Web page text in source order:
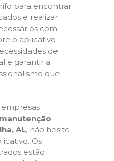
para encontrar
e realizar
com
o aplicativo
de
e garantir a
que
manutenção
AL, não hesite
Os
estão